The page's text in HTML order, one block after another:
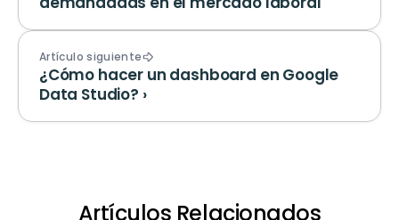
Artículo siguiente
¿Cómo hacer un dashboard en Google
Data Studio? ›
Artículos Relacionados